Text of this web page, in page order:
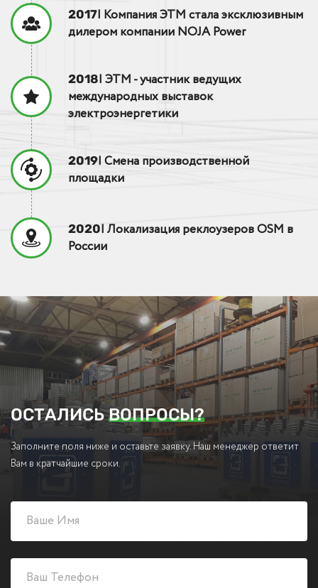
2017| Компания ЭТМ стала эксклюзивным
дилером компании NOJA Power
2018| ЭТМ - участник ведущих
международных выставок
электроэнергетики
2019| Смена производственной
площадки
2020| Локализация реклоузеров OSM в
России
ОСТАЛИСЬВОПРОСЫ?
Заполните поля ниже и оставьте заявку. Наш менеджер ответит
Вам в кратчайшие сроки.